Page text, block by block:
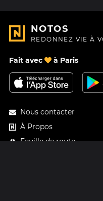
NOTOS
REDONNEZ VIE À
Fait avec à Paris
Nous contacter
À Propos
Feuille de route